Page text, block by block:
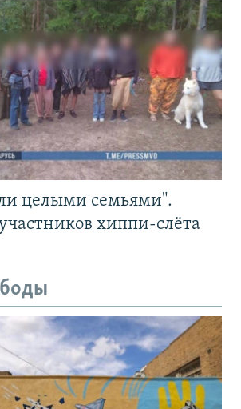
целыми семьями".
хиппи-слёта